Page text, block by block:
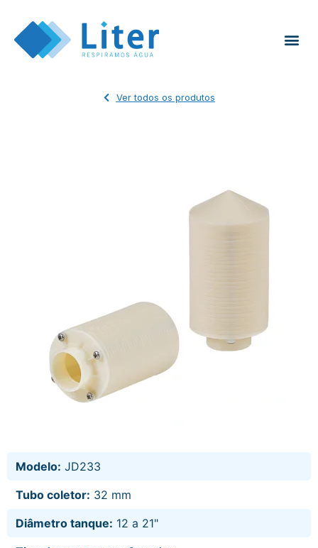
Ver todos os produtos
Modelo: JD233
Tubo coletor: 32 mm
Diâmetro tanque: 12 a 21"